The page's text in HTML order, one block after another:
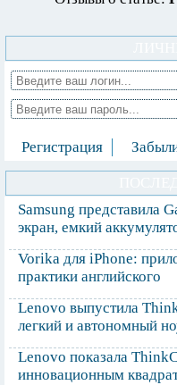
Регистрация
Samsung представила
экран, емкий
Vorika для iPhone:
практики английского
Lenovo выпустила
легкий и автономный
Lenovo показала
инновационным